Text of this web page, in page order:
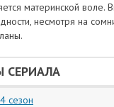
материнской воле.
несмотря на
СЕРИАЛА
сезон